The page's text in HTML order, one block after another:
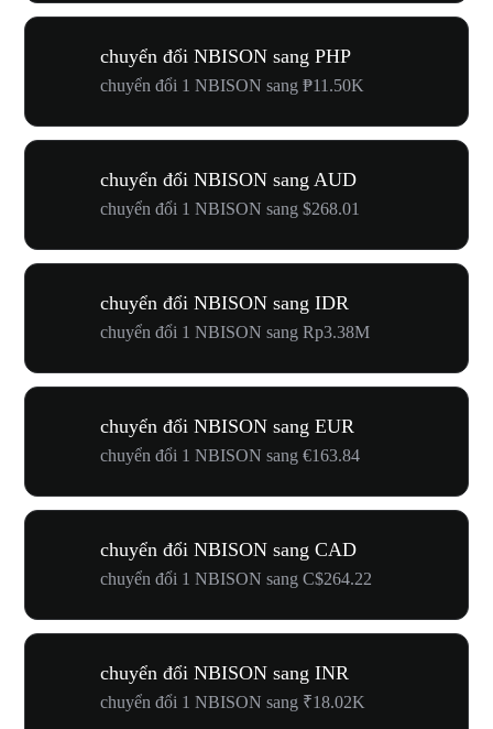
chuyển đổi NBISON sang PHP
chuyển đổi 1 NBISON sang ₱11.50K
chuyển đổi NBISON sang AUD
chuyển đổi 1 NBISON sang $268.01
chuyển đổi NBISON sang IDR
chuyển đổi 1 NBISON sang Rp3.38M
chuyển đổi NBISON sang EUR
chuyển đổi 1 NBISON sang €163.84
chuyển đổi NBISON sang CAD
chuyển đổi 1 NBISON sang C$264.22
chuyển đổi NBISON sang INR
chuyển đổi 1 NBISON sang ₹18.02K